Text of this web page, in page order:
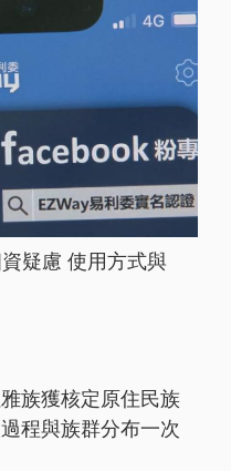
疑慮 使用方式與
族獲核定原住民族
程與族群分布一次